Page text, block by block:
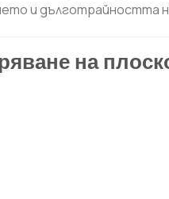
и дълготрайността
на